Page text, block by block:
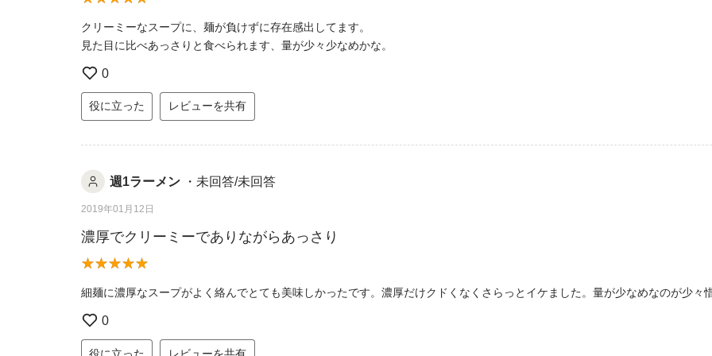
クリーミーなスープに、麺が負けずに存在感出してます。
見た目に比べあっさりと食べられます、量が少々少なめかな。
0
役に立った レビューを共有
週1ラーメン ・未回答/未回答
2019年01月12日
濃厚でクリーミーでありながらあっさり
細麺に濃厚なスープがよく絡んでとても美味しかったです。濃厚だけクドくなくさらっとイケました。量が少なめなのが少々
0